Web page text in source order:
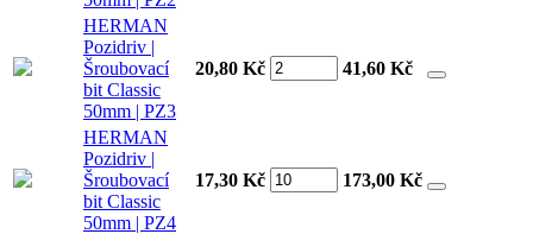
HERMAN
Pozidriv |
Šroubovací
bit Classic
50mm | PZ3
20,80 Kč 41,60 Kč
HERMAN
Pozidriv |
Šroubovací
bit Classic
50mm | PZ4
17,30 Kč 173,00 Kč